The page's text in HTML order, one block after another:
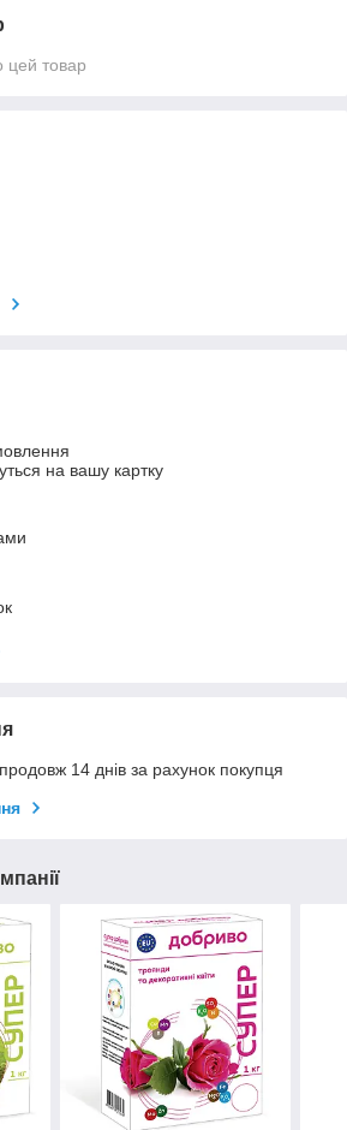
цей товар
на вашу картку
14 днів за рахунок покупця